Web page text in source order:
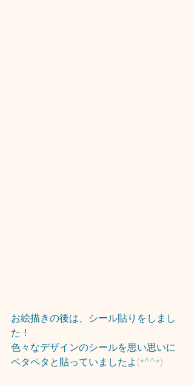
お絵描きの後は、シール貼りをしまし
た！
色々なデザインのシールを思い思いに
ペタペタと貼っていましたよ(*^^*)